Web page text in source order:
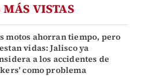
MÁS VISTAS
motos ahorran tiempo, pero
vidas: Jalisco ya
a los accidentes de
como problema